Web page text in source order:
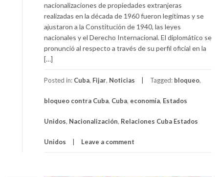
nacionalizaciones de propiedades extranjeras
realizadas en la década de 1960 fueron legítimas y se
ajustaron a la Constitución de 1940, las leyes
nacionales y el Derecho Internacional. El diplomático se
pronunció al respecto a través de su perfil oficial en la
[…]
Posted in: Cuba, Fijar, Noticias Tagged: bloqueo,
bloqueo contra Cuba, Cuba, economía, Estados
Unidos, Nacionalización, Relaciones Cuba Estados
Unidos Leave a comment